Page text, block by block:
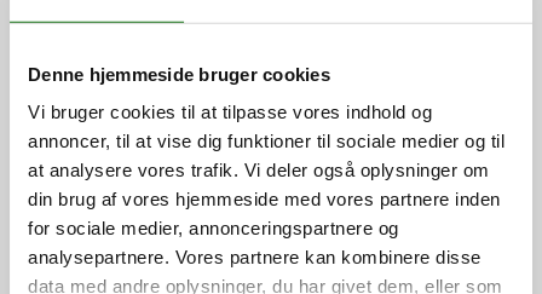
Denne hjemmeside bruger cookies
Vi bruger cookies til at tilpasse vores indhold og
annoncer, til at vise dig funktioner til sociale medier og til
at analysere vores trafik. Vi deler også oplysninger om
din brug af vores hjemmeside med vores partnere inden
for sociale medier, annonceringspartnere og
analysepartnere. Vores partnere kan kombinere disse
data med andre oplysninger, du har givet dem, eller som
Trainer og coach og står for
Vital Learning i Danmark.
FORRIGE NÆSTE